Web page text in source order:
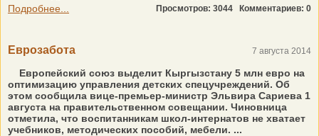
Подробнее...
Просмотров: 3044 Комментариев: 0
Еврозабота 7 августа 2014
Европейский союз выделит Кыргызстану 5 млн евро на
оптимизацию управления детских спецучреждений. Об
этом сообщила вице-премьер-министр Эльвира Сариева 1
августа на правительственном совещании. Чиновница
отметила, что воспитанникам школ-интернатов не хватает
учебников, методических пособий, мебели. ...